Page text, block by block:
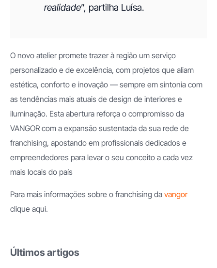
realidade”, partilha Luísa.
O novo atelier promete trazer à região um serviço
personalizado e de excelência, com projetos que aliam
estética, conforto e inovação — sempre em sintonia com
as tendências mais atuais de design de interiores e
iluminação. Esta abertura reforça o compromisso da
VANGOR com a expansão sustentada da sua rede de
franchising, apostando em profissionais dedicados e
empreendedores para levar o seu conceito a cada vez
mais locais do país
Para mais informações sobre o franchising davangor
clique aqui.
Últimos artigos